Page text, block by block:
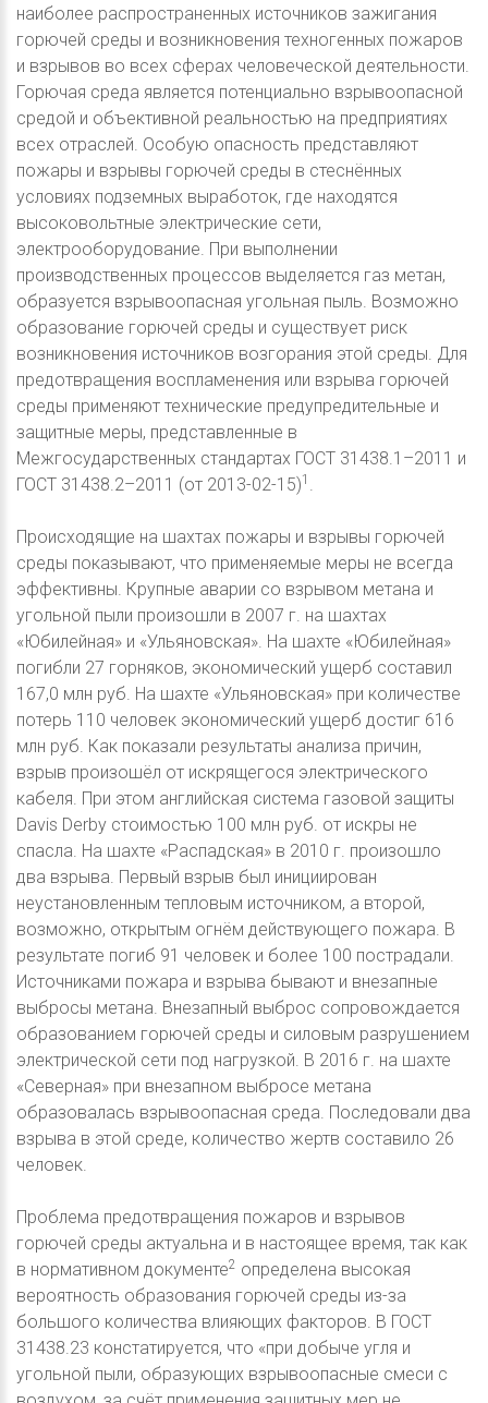
наиболее распространенных источников зажигания
горючей среды и возникновения техногенных пожаров
и взрывов во всех сферах человеческой деятельности.
Горючая среда является потенциально взрывоопасной
средой и объективной реальностью на предприятиях
всех отраслей. Особую опасность представляют
пожары и взрывы горючей среды в стеснённых
условиях подземных выработок, где находятся
высоковольтные электрические сети,
электрооборудование. При выполнении
производственных процессов выделяется газ метан,
образуется взрывоопасная угольная пыль. Возможно
образование горючей среды и существует риск
возникновения источников возгорания этой среды. Для
предотвращения воспламенения или взрыва горючей
среды применяют технические предупредительные и
защитные меры, представленные в
Межгосударственных стандартах ГОСТ 31438.1–2011 и
ГОСТ 31438.2–2011 (от 2013-02-15)1 .
Происходящие на шахтах пожары и взрывы горючей
среды показывают, что применяемые меры не всегда
эффективны. Крупные аварии со взрывом метана и
угольной пыли произошли в 2007 г. на шахтах
«Юбилейная» и «Ульяновская». На шахте «Юбилейная»
погибли 27 горняков, экономический ущерб составил
167,0 млн руб. На шахте «Ульяновская» при количестве
потерь 110 человек экономический ущерб достиг 616
млн руб. Как показали результаты анализа причин,
взрыв произошёл от искрящегося электрического
кабеля. При этом английская система газовой защиты
Davis Derby стоимостью 100 млн руб. от искры не
спасла. На шахте «Распадская» в 2010 г. произошло
два взрыва. Первый взрыв был инициирован
неустановленным тепловым источником, а второй,
возможно, открытым огнём действующего пожара. В
результате погиб 91 человек и более 100 пострадали.
Источниками пожара и взрыва бывают и внезапные
выбросы метана. Внезапный выброс сопровождается
образованием горючей среды и силовым разрушением
электрической сети под нагрузкой. В 2016 г. на шахте
«Северная» при внезапном выбросе метана
образовалась взрывоопасная среда. Последовали два
взрыва в этой среде, количество жертв составило 26
человек.
Проблема предотвращения пожаров и взрывов
горючей среды актуальна и в настоящее время, так как
в нормативном документе2 определена высокая
вероятность образования горючей среды из-за
большого количества влияющих факторов. В ГОСТ
31438.23 констатируется, что «при добыче угля и
угольной пыли, образующих взрывоопасные смеси с